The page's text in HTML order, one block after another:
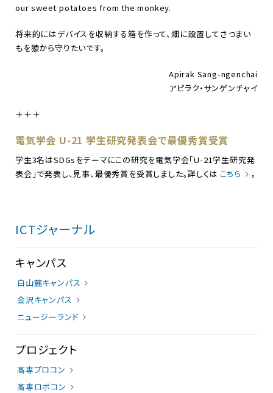
our sweet potatoes from the monkey.
将来的にはデバイスを収納する箱を作って、畑に設置してさつまい
もを猿から守りたいです。
Apirak Sang-ngenchai
アピラク・サンゲンチャイ
＋＋＋
電気学会 U-21 学生研究発表会で最優秀賞受賞
学生3名はSDGsをテーマにこの研究を電気学会「U-21学生研究発
表会」で発表し、見事、最優秀賞を受賞しました。詳しくは こちら 。
ICTジャーナル
キャンパス
白山麓キャンパス
金沢キャンパス
ニュージーランド
プロジェクト
高専プロコン
高専ロボコン